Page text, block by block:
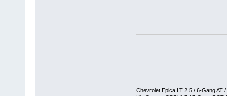
Chevrolet Epica LT 2.5 / 6-Gang AT